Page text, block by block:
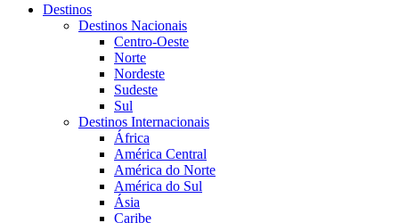
Destinos
Destinos Nacionais
Centro-Oeste
Norte
Nordeste
Sudeste
Sul
Destinos Internacionais
África
América Central
América do Norte
América do Sul
Ásia
Caribe